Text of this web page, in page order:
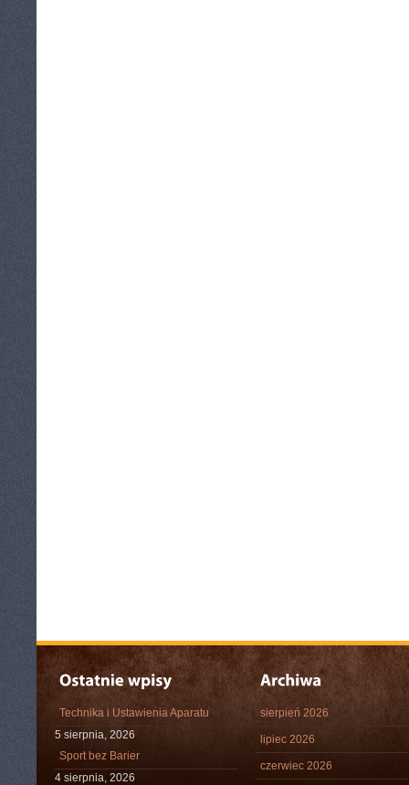
Technika i Ustawienia Aparatu
5 sierpnia, 2026
Sport bez Barier
4 sierpnia, 2026
sierpień 2026
lipiec 2026
czerwiec 2026